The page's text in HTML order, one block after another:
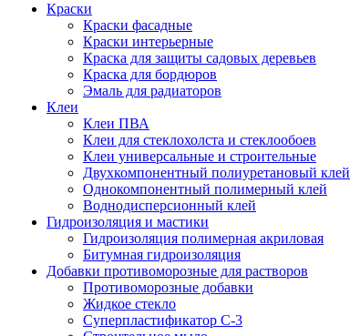
Краски
Краски фасадные
Краски интерьерные
Краска для защиты садовых деревьев
⁠Краска для бордюров
Эмаль для радиаторов
Клеи
Клеи ПВА
Клеи для стеклохолста и стеклообоев
Клеи универсальные и строительные
Двухкомпонентный полиуретановый клей
Однокомпонентный полимерный клей
Воднодисперсионный клей
Гидроизоляция и мастики
Гидроизоляция полимерная акриловая
Битумная гидроизоляция
Добавки противоморозные для растворов
Противоморозные добавки
Жидкое стекло
Суперпластификатор С-3